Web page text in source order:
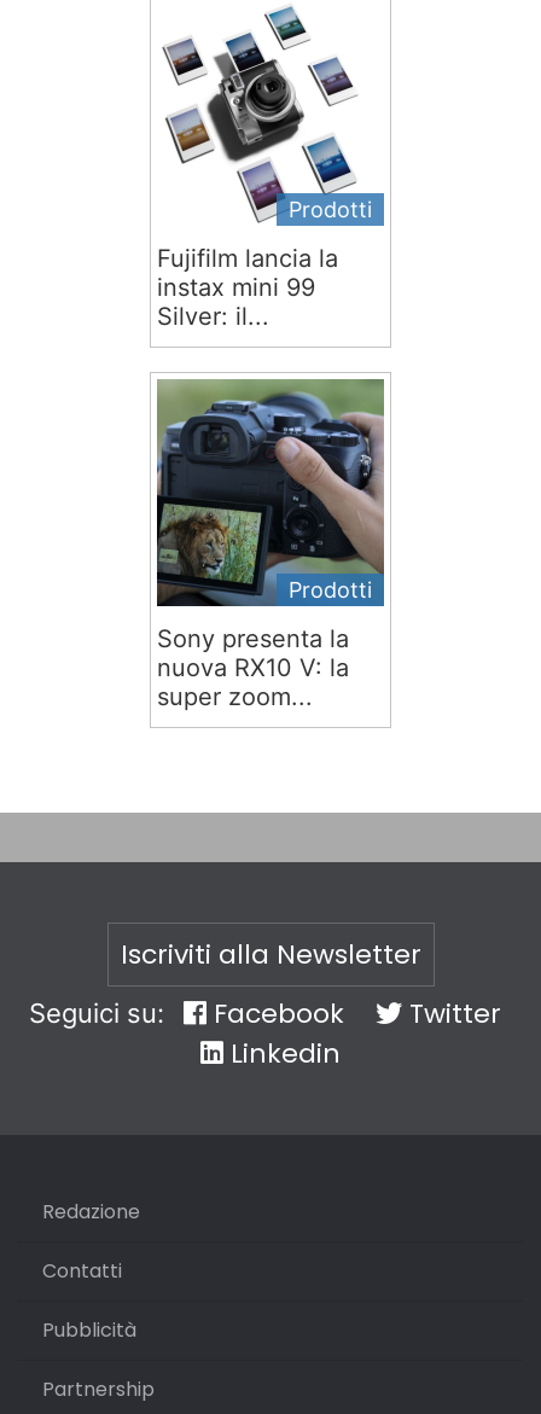
Prodotti
Fujifilm lancia la
instax mini 99
Silver: il...
Prodotti
Sony presenta la
nuova RX10 V: la
super zoom...
Iscriviti alla Newsletter
Seguici su: Facebook
Twitter
Linkedin
Redazione
Contatti
Pubblicità
Partnership